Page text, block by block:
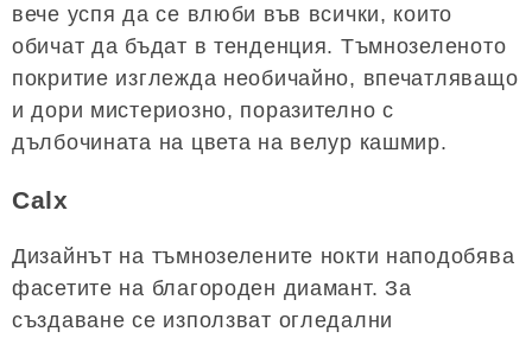
вече успя да се влюби във всички, които
обичат да бъдат в тенденция. Тъмнозеленото
покритие изглежда необичайно, впечатляващо
и дори мистериозно, поразително с
дълбочината на цвета на велур кашмир.
Calx
Дизайнът на тъмнозелените нокти наподобява
фасетите на благороден диамант. За
създаване се използват огледални